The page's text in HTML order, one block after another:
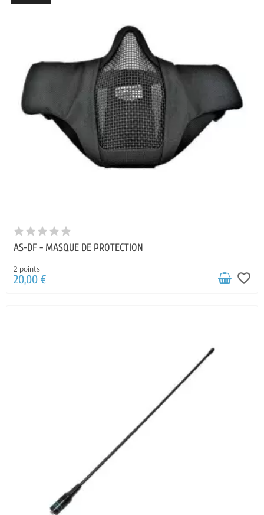
AS-DF - MASQUE DE PROTECTION
2 points
20,00 € favorite_border